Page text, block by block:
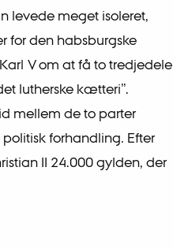
levede meget isoleret,
for den habsburgske
V om at få to tredjedele
lutherske kætteri”.
mellem de to parter
forhandling. Efter
II 24.000 gylden, der